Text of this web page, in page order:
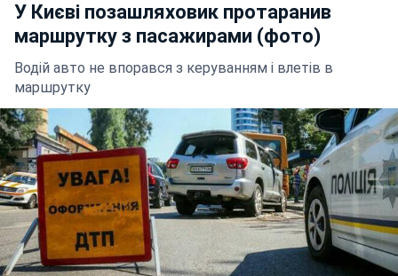
У Києві позашляховик протаранив
маршрутку з пасажирами (фото)
Водій авто не впорався з керуванням і влетів в
маршрутку